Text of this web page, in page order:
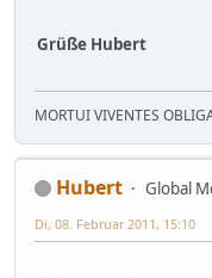
Grüße Hubert
MORTUI VIVENTES
Hubert
Global
Di, 08. Februar 2011, 15:10